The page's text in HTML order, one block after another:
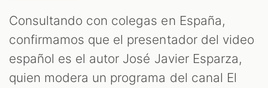
Consultando con colegas en España,
confirmamos que el presentador del video
español es el autor José Javier Esparza,
quien modera un programa del canal El